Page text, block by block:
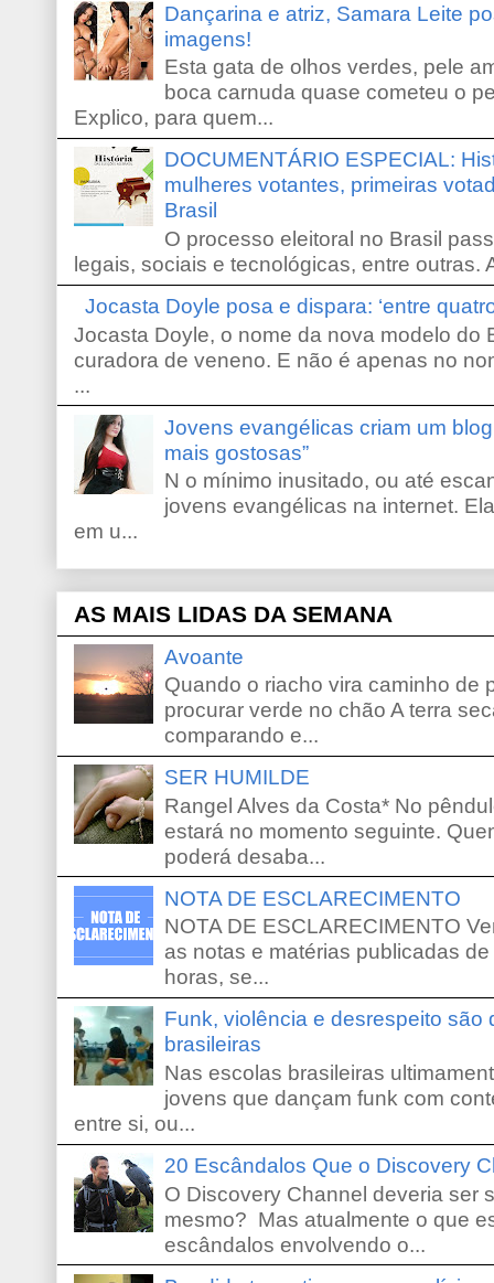
Dançarina e atriz, Samara Leite
imagens!
Esta gata de olhos verdes, pele
boca carnuda quase cometeu o
Explico, para quem...
DOCUMENTÁRIO ESPECIAL:
mulheres votantes, primeiras
Brasil
O processo eleitoral no Brasil
legais, sociais e tecnológicas, entre outras.
Jocasta Doyle posa e dispara: ‘entre
Jocasta Doyle, o nome da nova modelo do
curadora de veneno. E não é apenas no
...
Jovens evangélicas criam um
mais gostosas”
N o mínimo inusitado, ou até
jovens evangélicas na internet.
em u...
AS MAIS LIDAS DA SEMANA
Avoante
Quando o riacho vira caminho de
procurar verde no chão A terra
comparando e...
SER HUMILDE
Rangel Alves da Costa* No
estará no momento seguinte.
poderá desaba...
NOTA DE ESCLARECIMENTO
NOTA DE ESCLARECIMENTO
as notas e matérias publicadas
horas, se...
Funk, violência e desrespeito são
brasileiras
Nas escolas brasileiras
jovens que dançam funk com
entre si, ou...
20 Escândalos Que o Discovery
O Discovery Channel deveria ser
mesmo? Mas atualmente o que
escândalos envolvendo o...